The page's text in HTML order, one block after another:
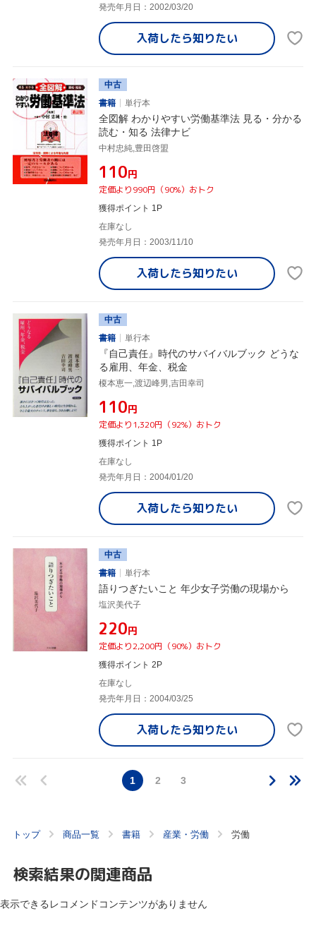
発売年月日：2002/03/20
入荷したら知りたい
中古
書籍
単行本
全図解 わかりやすい労働基準法 見る・分かる
読む・知る 法律ナビ
中村忠純,豊田啓盟
¥110円
定価より990円（90%）おトク
獲得ポイント 1P
在庫なし
発売年月日：2003/11/10
入荷したら知りたい
中古
書籍
単行本
『自己責任』時代のサバイバルブック どうな
る雇用、年金、税金
榎本恵一,渡辺峰男,吉田幸司
¥110円
定価より1,320円（92%）おトク
獲得ポイント 1P
在庫なし
発売年月日：2004/01/20
入荷したら知りたい
中古
書籍
単行本
語りつぎたいこと 年少女子労働の現場から
塩沢美代子
¥220円
定価より2,200円（90%）おトク
獲得ポイント 2P
在庫なし
発売年月日：2004/03/25
入荷したら知りたい
1 2 3
トップ 商品一覧 書籍 産業・労働 労働
検索結果の関連商品
表示できるレコメンドコンテンツがありません